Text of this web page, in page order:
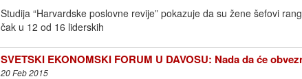
Studija “Harvardske poslovne revije” pokazuje da su žene šefovi
čak u 12 od 16 liderskih
SVETSKI EKONOMSKI FORUM U DAVOSU: Nada da će
20 Feb 2015